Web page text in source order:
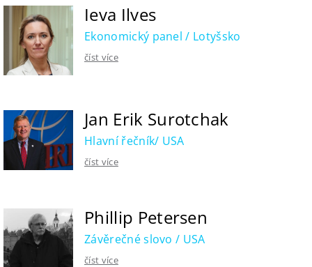
Ieva Ilves
Ekonomický panel / Lotyšsko
číst více
Jan Erik Surotchak
Hlavní řečník/ USA
číst více
Phillip Petersen
Závěrečné slovo / USA
číst více